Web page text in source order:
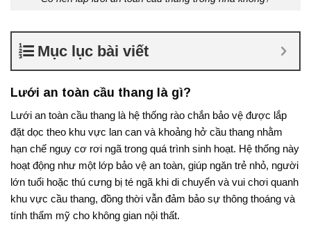
Mục lục bài viết
Lưới an toàn cầu thang là gì?
Lưới an toàn cầu thang là hệ thống rào chắn bảo vệ được lắp
đặt dọc theo khu vực lan can và khoảng hở cầu thang nhằm
hạn chế nguy cơ rơi ngã trong quá trình sinh hoạt. Hệ thống này
hoạt động như một lớp bảo vệ an toàn, giúp ngăn trẻ nhỏ, người
lớn tuổi hoặc thú cưng bị té ngã khi di chuyển và vui chơi quanh
khu vực cầu thang, đồng thời vẫn đảm bảo sự thông thoáng và
tính thẩm mỹ cho không gian nội thất.